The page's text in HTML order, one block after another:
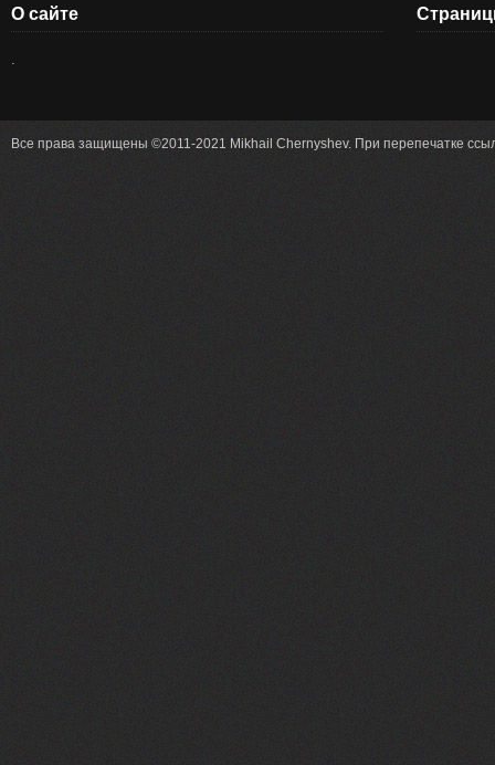
О сайте
.
Все права защищены ©2011-2021 Mikhail Chernyshev. При перепечатке